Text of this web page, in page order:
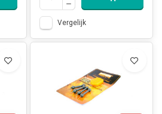
Vergelijk